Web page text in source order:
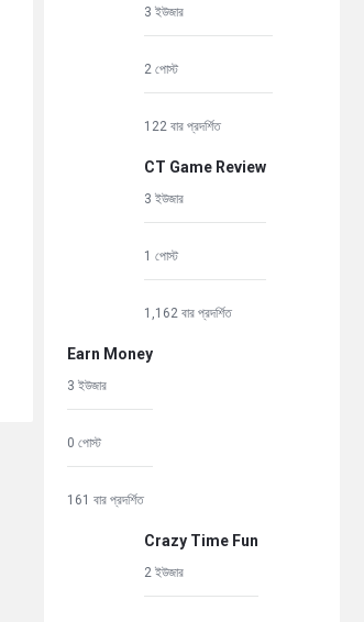
3 ইউজার
2 পোস্ট
122 বার প্রদর্শিত
CT Game Review
3 ইউজার
1 পোস্ট
1,162 বার প্রদর্শিত
Earn Money
3 ইউজার
0 পোস্ট
161 বার প্রদর্শিত
Crazy Time Fun
2 ইউজার